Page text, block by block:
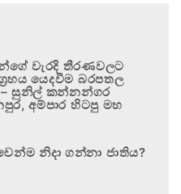
වැරදි තීරණවලට
යෙදවීම බරපතල
– සුනිල් කන්නන්ගර
අම්පාර හිටපු මහ
නිදා ගන්නා ජාතිය?